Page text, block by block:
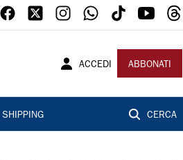
ACCEDI ABBONATI
SHIPPING CERCA